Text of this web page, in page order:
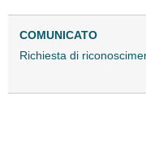
COMUNICATO
Richiesta di